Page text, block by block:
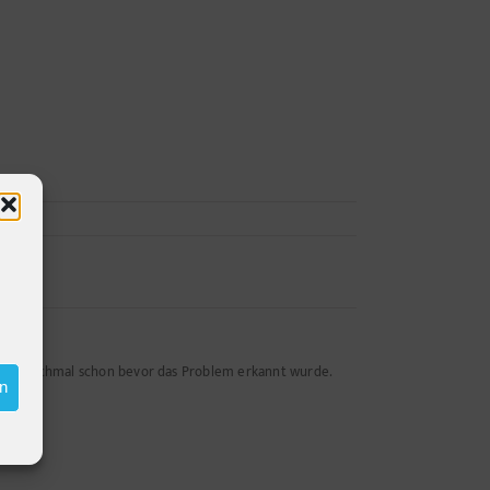
manchmal schon bevor das Problem erkannt wurde.